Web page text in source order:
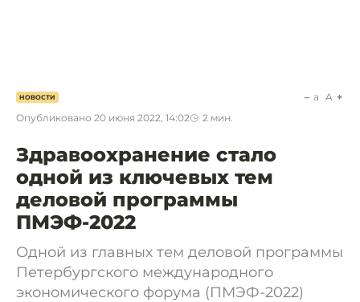
НОВОСТИ
Опубликовано 20 июня 2022, 14:02 2 мин.
a A
Здравоохранение стало
одной из ключевых тем
деловой программы
ПМЭФ-2022
Одной из главных тем деловой программы
Петербургского международного
экономического форума (ПМЭФ-2022)